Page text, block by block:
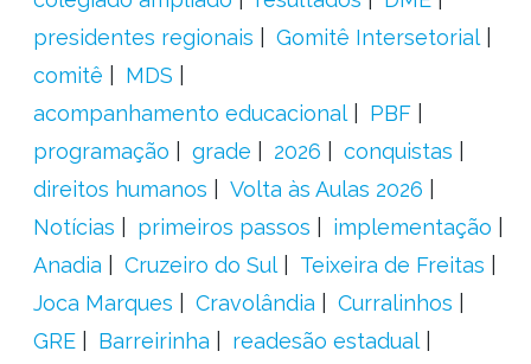
presidentes regionais
Gomitê Intersetorial
comitê
MDS
acompanhamento educacional
PBF
programação
grade 2026
conquistas
direitos humanos
Volta às Aulas 2026
Notícias
primeiros passos
implementação
Anadia
Cruzeiro do Sul
Teixeira de Freitas
Joca Marques
Cravolândia
Curralinhos
GRE
Barreirinha
readesão estadual